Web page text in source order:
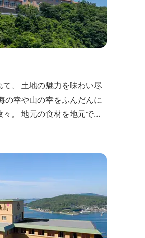
、 土地の魅力を味わい尽
。 地元の食材を地元で味
。 鳥羽湾の潮風
のんびり眺めて、 日常をち
ごしください。